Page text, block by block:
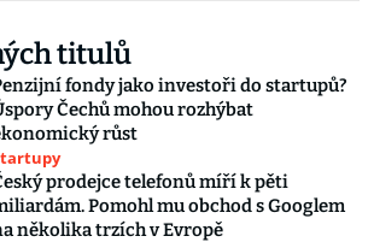
titulů
fondy jako investoři do startupů?
Čechů mohou rozhýbat
růst
prodejce telefonů míří k pěti
Pomohl mu obchod s Googlem
několika trzích v Evropě